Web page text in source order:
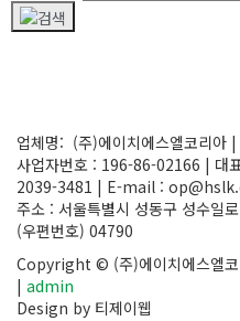
업체명: (주)에이치에스엘코리아 |
사업자번호 : 196-86-02166 | 대
2039-3481 | E-mail :
주소 : 서울특별시 성동구 성수일
(우편번호) 04790
Copyright © (주)에이치에스엘
| admin
Design by 티제이웹